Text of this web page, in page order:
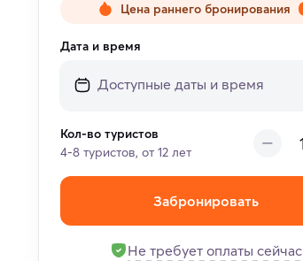
Цена раннего бронирования
Дата и время
Кол-во туристов
4-8 туристов, от 12 лет
Забронировать
Не требует оплаты сейчас